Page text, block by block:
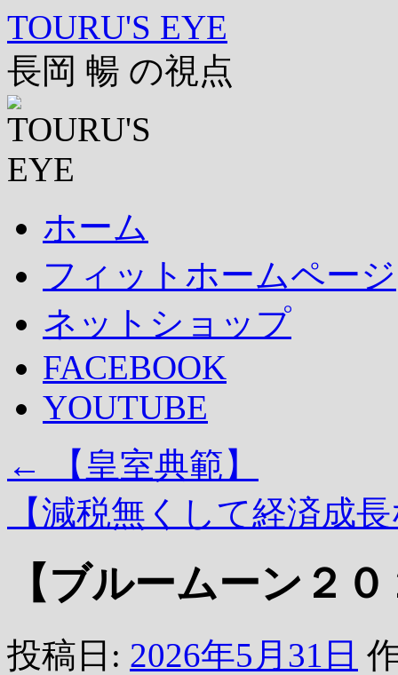
コ
テ
ン
ツ
へ
ス
キ
ッ
プ
TOURU'S EYE
長岡 暢 の視点
ホーム
フィットホームページ
ネットショップ
FACEBOOK
YOUTUBE
←
【皇室典範】
【減税無くして経済成
【ブルームーン２
投稿日: 2026年5月31日